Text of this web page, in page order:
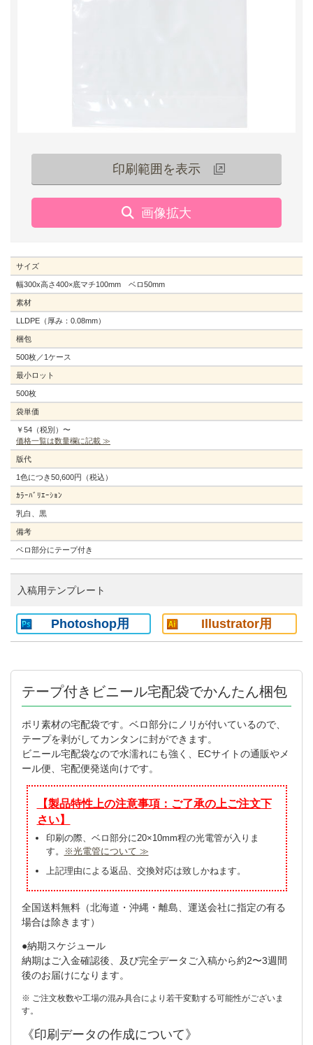
印刷範囲を表示
サイズ
幅300x高さ400×底マチ100mm ベロ50mm
素材
LLDPE（厚み：0.08mm）
梱包
500枚／1ケース
最小ロット
500枚
袋単価
￥54（税別）〜
価格一覧は数量欄に記載 ≫
版代
1色につき50,600円（税込）
ｶﾗｰﾊﾞﾘｴｰｼｮﾝ
乳白、黒
備考
ベロ部分にテープ付き
入稿用テンプレート
Photoshop用 Illustrator用
テープ付きビニール宅配袋でかんたん梱包
ポリ素材の宅配袋です。ベロ部分にノリが付いているので、
テープを剥がしてカンタンに封ができます。
ビニール宅配袋なので水濡れにも強く、ECサイトの通販やメ
ール便、宅配便発送向けです。
【製品特性上の注意事項：ご了承の上ご注文下
さい】
印刷の際、ベロ部分に20×10mm程の光電管が入りま
す。
※光電管について ≫
上記理由による返品、交換対応は致しかねます。
全国送料無料（北海道・沖縄・離島、運送会社に指定の有る
場合は除きます）
●納期スケジュール
納期はご入金確認後、及び完全データご入稿から約2〜3週間
後のお届けになります。
※ ご注文枚数や工場の混み具合により若干変動する可能性がございま
す。
《印刷データの作成について》